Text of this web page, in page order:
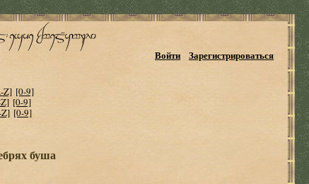
Войти Зарегистрироваться
Z] [0-9]
[0-9]
[0-9]
буша